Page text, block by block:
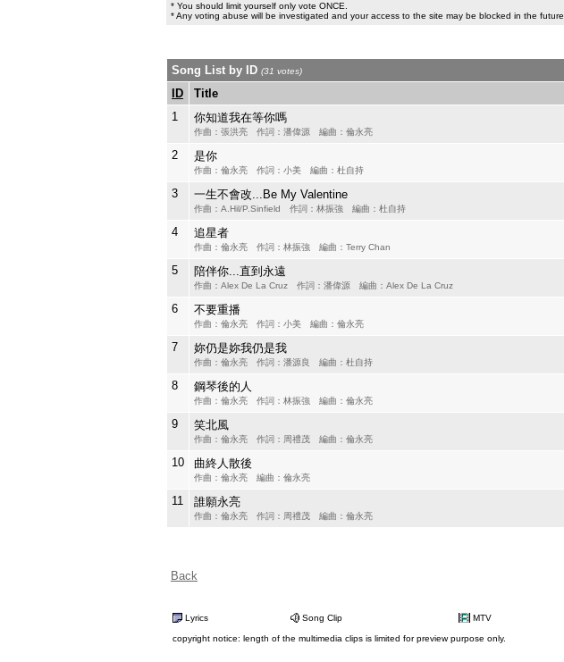
* You should limit yourself only vote ONCE.
* Any voting abuse will be investigated and your access to the site may be blocked in the future.
Song List by ID (31 votes)
ID Title
1
你知道我在等你嗎
作曲：張洪亮 作詞：潘偉源 編曲：倫永亮
2 是你
作曲：倫永亮 作詞：小美 編曲：杜自持
3 一生不會改...Be My Valentine
作曲：A.Hil/P.Sinfield 作詞：林振強 編曲：杜自持
4 追星者
作曲：倫永亮 作詞：林振強 編曲：Terry Chan
5 陪伴你...直到永遠
作曲：Alex De La Cruz 作詞：潘偉源 編曲：Alex De La Cruz
6 不要重播
作曲：倫永亮 作詞：小美 編曲：倫永亮
7 妳仍是妳我仍是我
作曲：倫永亮 作詞：潘源良 編曲：杜自持
8 鋼琴後的人
作曲：倫永亮 作詞：林振強 編曲：倫永亮
9 笑北風
作曲：倫永亮 作詞：周禮茂 編曲：倫永亮
10 曲終人散後
作曲：倫永亮 編曲：倫永亮
11 誰願永亮
作曲：倫永亮 作詞：周禮茂 編曲：倫永亮
Back
Lyrics Song Clip MTV
copyright notice: length of the multimedia clips is limited for preview purpose only.